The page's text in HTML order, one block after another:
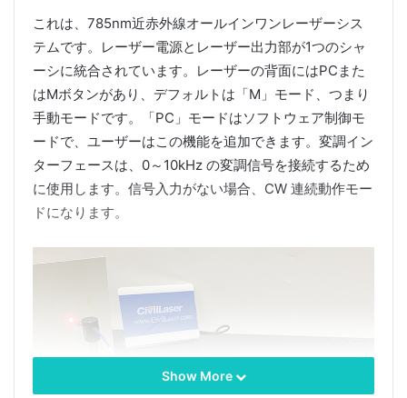
これは、785nm近赤外線オールインワンレーザーシス
テムです。レーザー電源とレーザー出力部が1つのシャ
ーシに統合されています。レーザーの背面にはPCまた
はMボタンがあり、デフォルトは「M」モード、つまり
手動モードです。「PC」モードはソフトウェア制御モ
ードで、ユーザーはこの機能を追加できます。変調イン
ターフェースは、0～10kHz の変調信号を接続するため
に使用します。信号入力がない場合、CW 連続動作モー
ドになります。
Show More